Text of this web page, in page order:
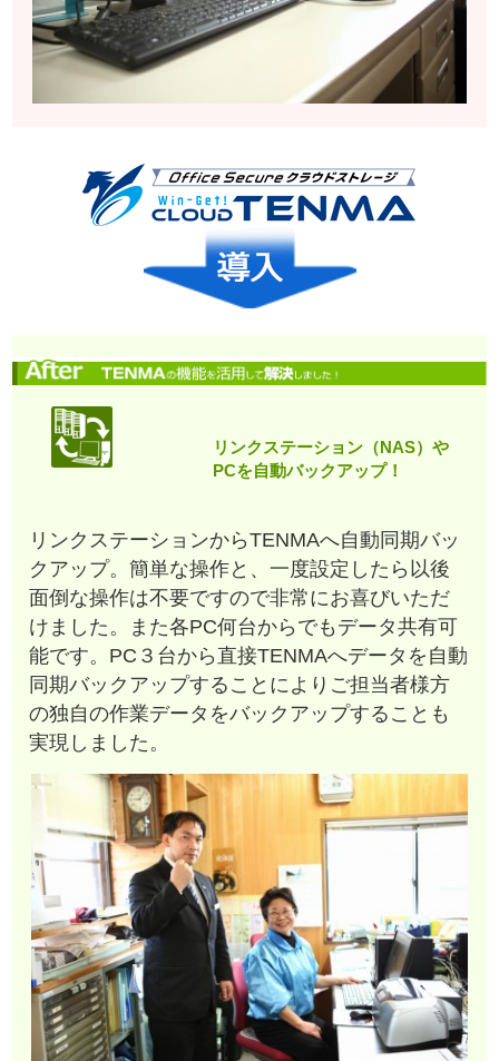
リンクステーション（NAS）や
PCを自動バックアップ！
リンクステーションからTENMAへ自動同期バッ
クアップ。簡単な操作と、一度設定したら以後
面倒な操作は不要ですので非常にお喜びいただ
けました。また各PC何台からでもデータ共有可
能です。PC３台から直接TENMAへデータを自動
同期バックアップすることによりご担当者様方
の独自の作業データをバックアップすることも
実現しました。